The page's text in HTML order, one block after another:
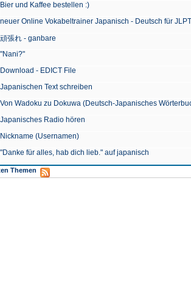
Bier und Kaffee bestellen :)
neuer Online Vokabeltrainer Japanisch - Deutsch für
頑張れ - ganbare
"Nani?"
Download - EDICT File
Japanischen Text schreiben
Von Wadoku zu Dokuwa (Deutsch-Japanisches
Japanisches Radio hören
Nickname (Usernamen)
"Danke für alles, hab dich lieb." auf japanisch
Themen